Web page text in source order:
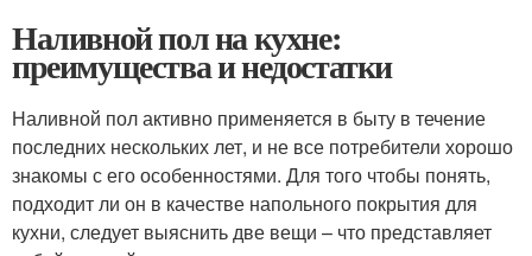
Наливной пол на кухне:
преимущества и недостатки
Наливной пол активно применяется в быту в течение
последних нескольких лет, и не все потребители хорошо
знакомы с его особенностями. Для того чтобы понять,
подходит ли он в качестве напольного покрытия для
кухни, следует выяснить две вещи – что представляет